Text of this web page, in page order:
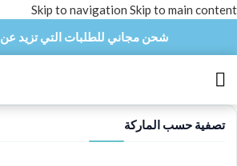
Skip to navigation Skip to main content
شحن مجاني للطلبات التي تزيد عن 1000 جنيه
تصفية حسب الماركة